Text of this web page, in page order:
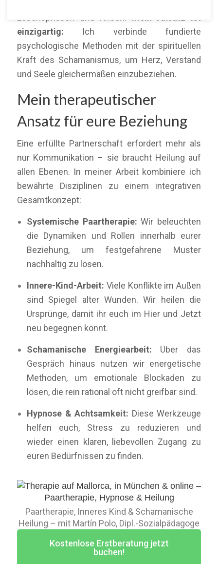
einzigartig: Ich verbinde fundierte
psychologische Methoden mit der spirituellen
Kraft des Schamanismus, um Herz, Verstand
und Seele gleichermaßen einzubeziehen.
Mein therapeutischer
Ansatz für eure Beziehung
Eine erfüllte Partnerschaft erfordert mehr als
nur Kommunikation – sie braucht Heilung auf
allen Ebenen. In meiner Arbeit kombiniere ich
bewährte Disziplinen zu einem integrativen
Gesamtkonzept:
Systemische Paartherapie: Wir beleuchten
die Dynamiken und Rollen innerhalb eurer
Beziehung, um festgefahrene Muster
nachhaltig zu lösen.
Innere-Kind-Arbeit: Viele Konflikte im Außen
sind Spiegel alter Wunden. Wir heilen die
Ursprünge, damit ihr euch im Hier und Jetzt
neu begegnen könnt.
Schamanische Energiearbeit: Über das
Gespräch hinaus nutzen wir energetische
Methoden, um emotionale Blockaden zu
lösen, die rein rational oft nicht greifbar sind.
Hypnose & Achtsamkeit: Diese Werkzeuge
helfen euch, Stress zu reduzieren und
wieder einen klaren, liebevollen Zugang zu
euren Bedürfnissen zu finden.
Paartherapie, Inneres Kind & Schamanische
Heilung – mit Martín Polo, Dipl.-Sozialpädagoge
Kostenlose Erstberatung jetzt
buchen!